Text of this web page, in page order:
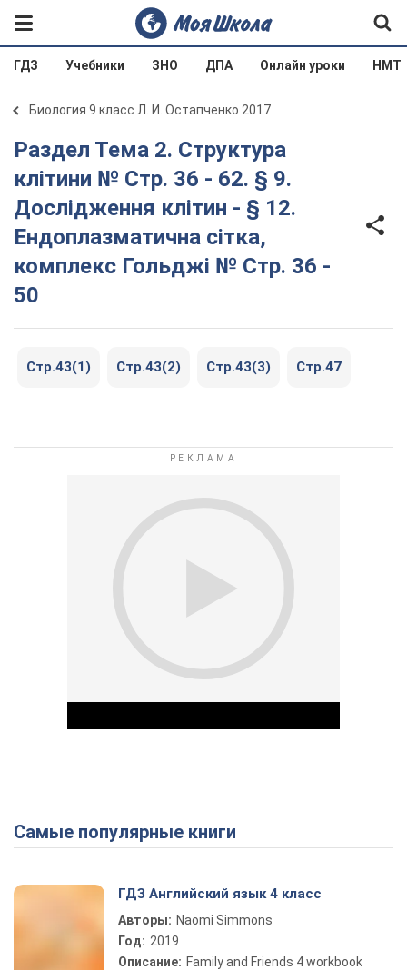
ГДЗ Учебники ЗНО ДПА Онлайн уроки НМТ
Биология 9 класс Л. И. Остапченко 2017
Раздел Тема 2. Структура
клітини № Стр. 36 - 62. § 9.
Дослідження клітин - § 12.
Ендоплазматична сітка,
комплекс Гольджі № Стр. 36 -
50
Стр.43(1) Стр.43(2) Стр.43(3) Стр.47
Play Video
Самые популярные книги
ГДЗ Английский язык 4 класс
Авторы: Naomi Simmons
Год: 2019
Описание: Family and Friends 4 workbook